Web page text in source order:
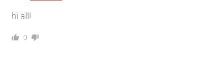
hi all!
0